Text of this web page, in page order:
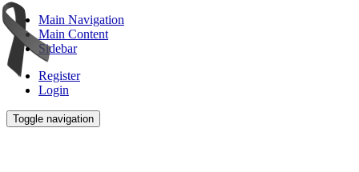
Main Navigation
Main Content
Sidebar
Register
Login
Toggle navigation